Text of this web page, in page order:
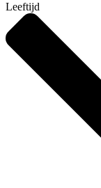
Leeftijd